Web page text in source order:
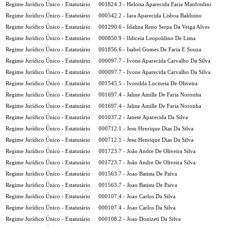
Regime Jurídico Único - Estatutário
001824.3 - Heloisa Aparecida Faria Manfredini
Regime Jurídico Único - Estatutário
000542.2 - Iara Aparecida Lisboa Balduino
Regime Jurídico Único - Estatutário
001290.6 - Idalina Reno Serpa Da Veiga Alves
Regime Jurídico Único - Estatutário
000850.9 - Ildiceia Leopoldino De Lima
Regime Jurídico Único - Estatutário
001856.6 - Isabel Gomes De Faria E Souza
Regime Jurídico Único - Estatutário
000097.7 - Ivone Aparecida Carvalho Da Silva
Regime Jurídico Único - Estatutário
000097.7 - Ivone Aparecida Carvalho Da Silva
Regime Jurídico Único - Estatutário
001545.5 - Ivonilda Lucineia De Oliveira
Regime Jurídico Único - Estatutário
001697.4 - Jaline Amille De Faria Noronha
Regime Jurídico Único - Estatutário
001697.4 - Jaline Amille De Faria Noronha
Regime Jurídico Único - Estatutário
001037.2 - Janete Aparecida Da Silva
Regime Jurídico Único - Estatutário
000712.1 - Jesu Henrique Dias Da Silva
Regime Jurídico Único - Estatutário
000712.1 - Jesu Henrique Dias Da Silva
Regime Jurídico Único - Estatutário
001723.7 - João Andre De Oliveira Silva
Regime Jurídico Único - Estatutário
001723.7 - João Andre De Oliveira Silva
Regime Jurídico Único - Estatutário
001563.7 - Joao Batista De Paiva
Regime Jurídico Único - Estatutário
001563.7 - Joao Batista De Paiva
Regime Jurídico Único - Estatutário
000107.4 - Joao Carlos Da Silva
Regime Jurídico Único - Estatutário
000107.4 - Joao Carlos Da Silva
Regime Jurídico Único - Estatutário
000108.2 - Joao Donizeti Da Silva